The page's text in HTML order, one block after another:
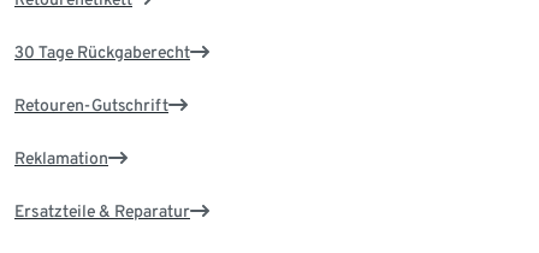
30 Tage Rückgaberecht
Retouren-Gutschrift
Reklamation
Ersatzteile & Reparatur